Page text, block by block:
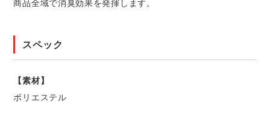
商品全域で消臭効果を発揮します。
スペック
【素材】
ポリエステル